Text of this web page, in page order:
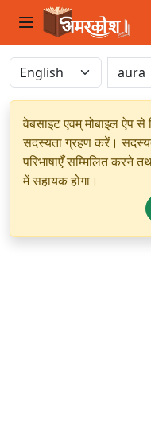
वेबसाइट एवम् मोबाइल ऐप से
सदस्यता ग्रहण करें।
परिभाषाएँ सम्मिलित करने
में सहायक होगा।